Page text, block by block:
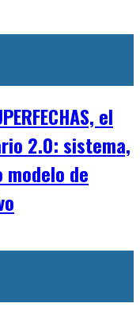
el
2.0: sistema,
modelo de